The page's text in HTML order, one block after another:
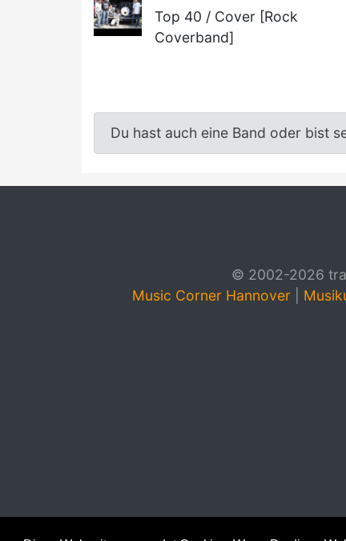
Top 40 / Cover [Rock
Coverband]
Du hast auch eine Band oder bist
© 2002-2026
Music Corner Hannover